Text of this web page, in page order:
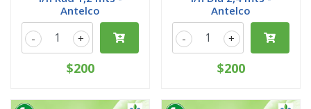
Antelco
+
-
$200
Antelco
+
-
$200